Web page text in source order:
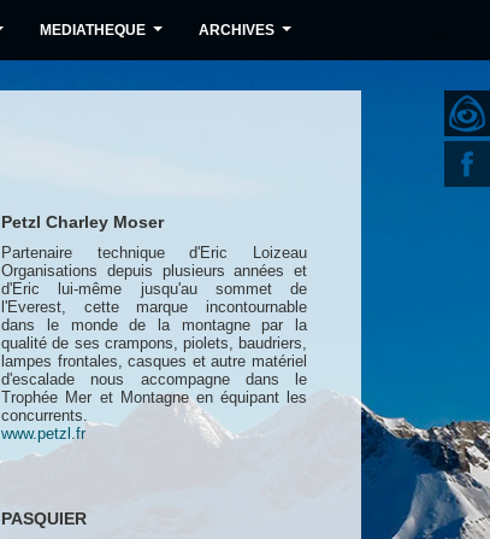
Petzl Charley Moser
Partenaire technique d'Eric Loizeau
Organisations depuis plusieurs années et
d'Eric lui-même jusqu'au sommet de
l'Everest, cette marque incontournable
dans le monde de la montagne par la
qualité de ses crampons, piolets, baudriers,
lampes frontales, casques et autre matériel
d'escalade nous accompagne dans le
Trophée Mer et Montagne en équipant les
concurrents.
www.petzl.fr
PASQUIER
MEDIATHEQUE ARCHIVES